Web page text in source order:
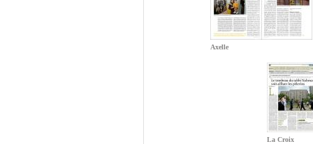
Axelle
La Croix